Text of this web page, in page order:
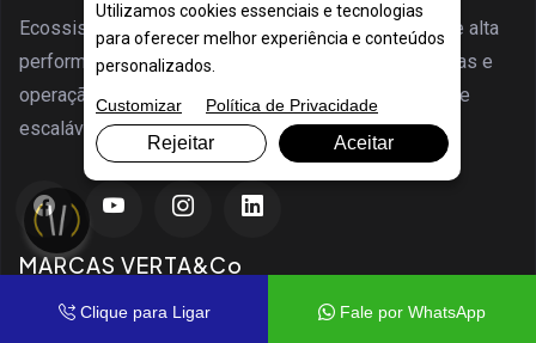
Ecossistema Verta: focado em estratégia, inovação e alta
performance. Inteligência comercial, marketing, vendas e
operação 360° para gerar resultados extraordinários e
escaláveis
MARCAS VERTA&Co
VERTA MULTI
Clique para Ligar Fale por WhatsApp
Utilizamos cookies essenciais e tecnologias
para oferecer melhor experiência e conteúdos
personalizados.
Customizar Política de Privacidade
Rejeitar Aceitar